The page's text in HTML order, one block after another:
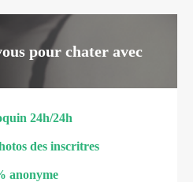
pour chater avec
24h/24h
des inscritres
anonyme